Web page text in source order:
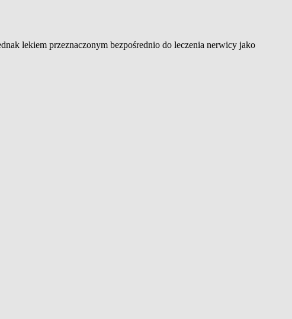
lekiem przeznaczonym bezpośrednio do leczenia nerwicy jako